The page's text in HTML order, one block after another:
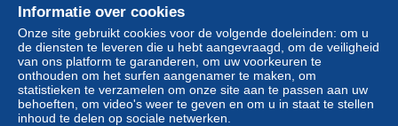
Leveringsmethode
Betaling via:
Brief (normaal/klein formaat)
€ 2,40
leveringsinformatie, moet u lid zijn
en inloggen.
Aanmel
den
Inschrij
ven
Informatie over cookies
Onze site gebruikt cookies voor de volgende doeleinden: om u
de diensten te leveren die u hebt aangevraagd, om de veiligheid
van ons platform te garanderen, om uw voorkeuren te
onthouden om het surfen aangenamer te maken, om
statistieken te verzamelen om onze site aan te passen aan uw
behoeften, om video's weer te geven en om u in staat te stellen
inhoud te delen op sociale netwerken.
Hulpcentrum
Kopen op Delcampe
Verkopen op Delcampe
Een beveiligde website